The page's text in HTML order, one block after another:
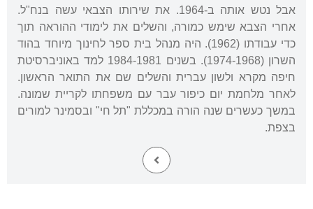
אבל נטש אותה ב-1964. את שירותו הצבאי עשה בנח"ל.
אחרי הצבא שימש כמורה, והשלים את לימודי ההוראה תוך
כדי עבודתו (1962). היה מנהל בית ספר לחינוך מיוחד בהוד
השרון (1974-1968). בשנים 1984-1981 למד באוניברסיטת
חיפה מקרא ולשון עברית והשלים שם את התואר הראשון.
לאחר מלחמת יום כיפור עבר עם משפחתו לקריית שמונה.
במשך כעשרים שנה הורה במכללת "תל חי" ובסמינר למורים
בצפת.